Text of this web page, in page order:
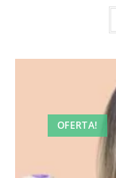
OFERTA!